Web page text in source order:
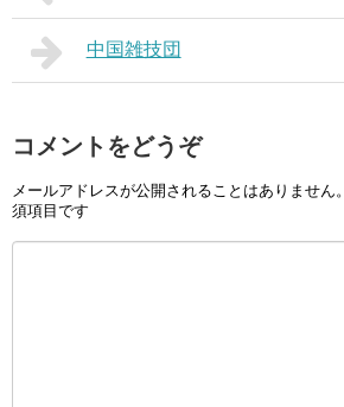
中国雑技団
コメントをどうぞ
メールアドレスが公開されることはありません。
須項目です